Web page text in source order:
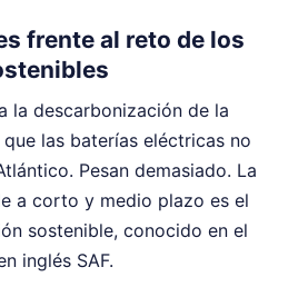
frente al reto de los
la descarbonización de la
las baterías eléctricas no
Pesan demasiado. La
a corto y medio plazo es el
sostenible, conocido en el
inglés SAF.